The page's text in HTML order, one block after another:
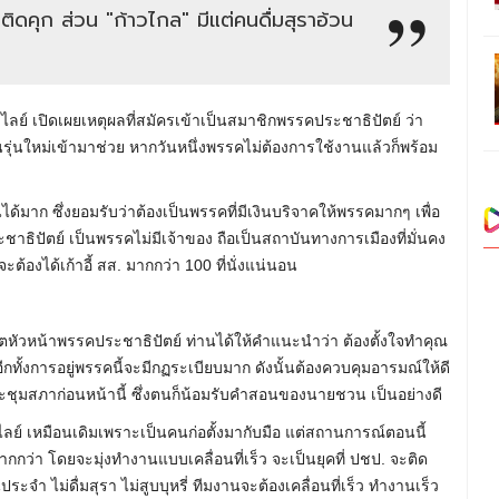
ดคุก ส่วน "ก้าวไกล" มีแต่คนดื่มสุราอ้วน
เปิดเผยเหตุผลที่สมัครเข้าเป็นสมาชิกพรรคประชาธิปัตย์ ว่า
ใหม่เข้ามาช่วย หากวันหนึ่งพรรคไม่ต้องการใช้งานแล้วก็พร้อม
มาก ซึ่งยอมรับว่าต้องเป็นพรรคที่มีเงินบริจาคให้พรรคมากๆ เพื่อ
ธิปัตย์ เป็นพรรคไม่มีเจ้าของ ถือเป็นสถาบันทางการเมืองที่มั่นคง
ต้องได้เก้าอี้ สส. มากกว่า 100 ที่นั่งแน่นอน
วหน้าพรรคประชาธิปัตย์ ท่านได้ให้คำแนะนำว่า ต้องตั้งใจทำคุณ
ทั้งการอยู่พรรคนี้จะมีกฏระเบียบมาก ดังนั้นต้องควบคุมอารมณ์ให้ดี
ชุมสภาก่อนหน้านี้ ซึ่งตนก็น้อมรับคำสอนของนายชวน เป็นอย่างดี
ย์ เหมือนเดิมเพราะเป็นคนก่อตั้งมากับมือ แต่สถานการณ์ตอนนี้
ว่า โดยจะมุ่งทำงานแบบเคลื่อนที่เร็ว จะเป็นยุคที่ ปชป. จะติด
ะจำ ไม่ดื่มสุรา ไม่สูบบุหรี่ ทีมงานจะต้องเคลื่อนที่เร็ว ทำงานเร็ว